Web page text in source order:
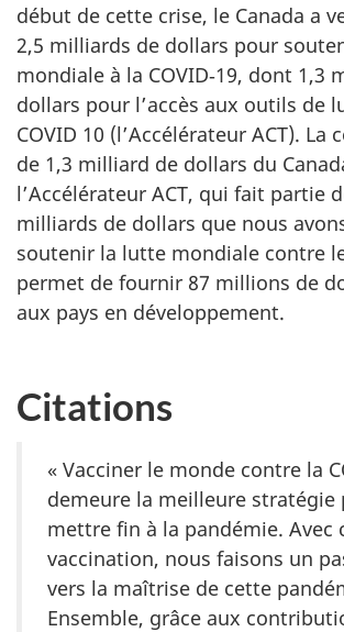
début de cette crise, le Canada a
2,5 milliards de dollars pour
mondiale à la COVID‑19, dont 1,3
dollars pour l’accès aux outils de
COVID 10 (l’Accélérateur ACT).
de 1,3 milliard de dollars du
l’Accélérateur ACT, qui fait partie
milliards de dollars que nous
soutenir la lutte mondiale contre
permet de fournir 87 millions de
aux pays en développement.
Citations
« Vacciner le monde contre la
demeure la meilleure stratégie
mettre fin à la pandémie. Avec
vaccination, nous faisons un
vers la maîtrise de cette
Ensemble, grâce aux